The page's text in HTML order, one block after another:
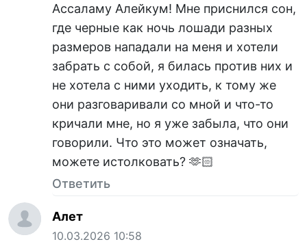
Ассаламу Алейкум! Мне приснился сон,
где черные как ночь лошади разных
размеров нападали на меня и хотели
забрать с собой, я билась против них и
не хотела с ними уходить, к тому же
они разговаривали со мной и что-то
кричали мне, но я уже забыла, что они
говорили. Что это может означать,
можете истолковать? 🫶🏻
Ответить
Алет
10.03.2026 10:58